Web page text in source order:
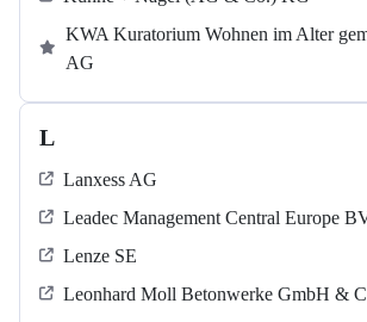
KWA Kuratorium Wohnen im Alter
AG
L
Lanxess AG
Leadec Management Central Europe
Lenze SE
Leonhard Moll Betonwerke GmbH &